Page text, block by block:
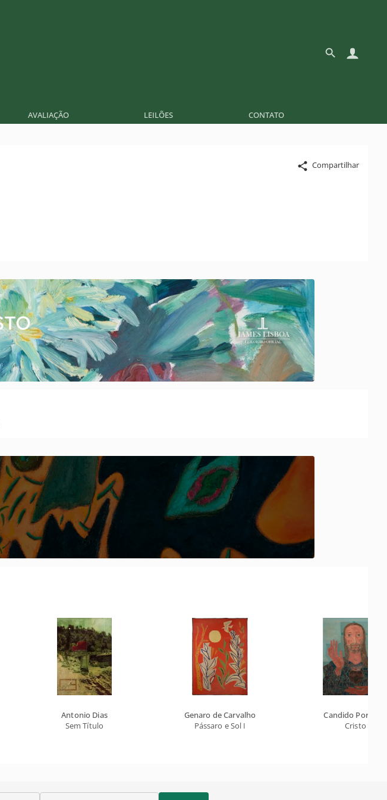
AVALIAÇÃO LEILÕES CONTATO
Compartilhar
Antonio Dias
Sem Título
Genaro de Carvalho
Pássaro e Sol I
Candido Portinari
Cristo